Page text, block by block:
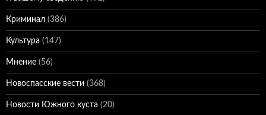
Криминал (386)
Культура (147)
Мнение (56)
Новоспасские вести (368)
Новости Южного куста (20)